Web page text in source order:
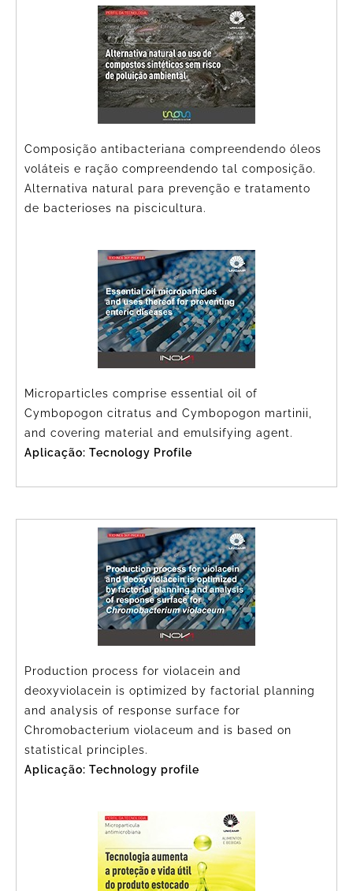
Composição antibacteriana compreendendo óleos
voláteis e ração compreendendo tal composição.
Alternativa natural para prevenção e tratamento
de bacterioses na piscicultura.
Microparticles comprise essential oil of
Cymbopogon citratus and Cymbopogon martinii,
and covering material and emulsifying agent.
Aplicação: Tecnology Profile
Production process for violacein and
deoxyviolacein is optimized by factorial planning
and analysis of response surface for
Chromobacterium violaceum and is based on
statistical principles.
Aplicação: Technology profile